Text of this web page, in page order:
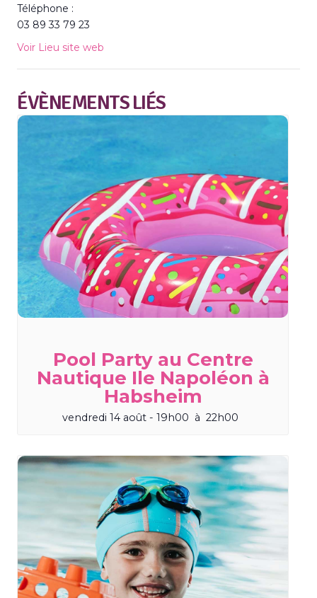
Téléphone :
03 89 33 79 23
Voir Lieu site web
ÉVÈNEMENTS LIÉS
Pool Party au Centre
Nautique Ile Napoléon à
Habsheim
vendredi 14 août - 19h00 à 22h00